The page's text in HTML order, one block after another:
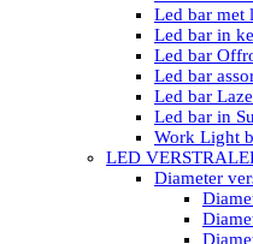
Led bar met
Led bar in
Led bar
Led bar
Led bar
Led bar in
Work Light
LED
Diameter